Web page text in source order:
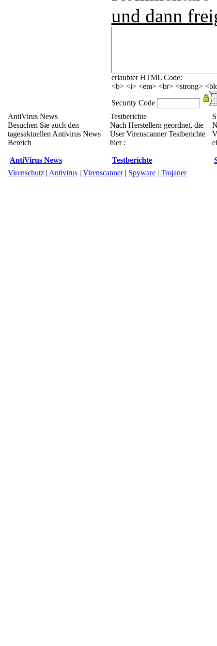
und dann
erlaubter HTML Code:
<b> <i> <em> <br> <strong>
Security Code
AntiVirus News
Besuchen Sie auch den
tagesaktuellen Antivirus News
Bereich
AntiVirus News
Testberichte
Nach Herstellern geordnet, die
User Virenscanner Testberichte
hier :
Testberichte
Virenschutz | Antivirus | Virenscanner| Spyware | Trojaner